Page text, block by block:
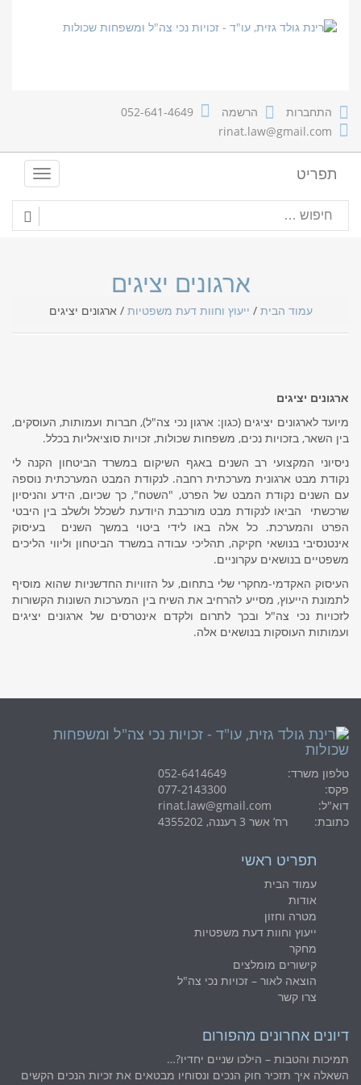
התחברות הרשמה
052-641-4649
rinat.law@gmail.com
T
o
g
g
g
n
תפריט
ארגונים יציגים
עמוד הבית / ייעוץ וחוות דעת משפטיות /ארגונים יציגים
ארגונים יציגים
מיועד לארגונים יציגים (כגון: ארגון נכי צה"ל), חברות ועמותות, העוסקים,
בין השאר, בזכויות נכים, משפחות שכולות, זכויות סוציאליות בכלל.
ניסיוני המקצועי רב השנים באגף השיקום במשרד הביטחון הקנה לי
נקודת מבט ארגונית מערכתית רחבה. לנקודת המבט המערכתית נוספה
עם השנים נקודת המבט של הפרט, "השטח", כך שכיום, הידע והניסיון
שרכשתי הביאו לנקודת מבט מורכבת היודעת לשכלל ולשלב בין היבטי
הפרט והמערכת. כל אלה באו לידי ביטוי במשך השנים בעיסוק
אינטנסיבי בנושאי חקיקה, תהליכי עבודה במשרד הביטחון וליווי הליכים
משפטיים בנושאים עקרוניים.
העיסוק האקדמי-מחקרי שלי בתחום, על הזוויות החדשניות שהוא מוסיף
לתמונת הייעוץ, מסייע להרחיב את השיח בין המערכות השונות הקשורות
לזכויות נכי צה"ל ובכך לתרום ולקדם אינטרסים של ארגונים יציגים
ועמותות העוסקות בנושאים אלה.
טלפון משרד:
052-6414649
פקס:
077-2143300
דוא"ל:
rinat.law@gmail.com
כתובת:
רח’ אשר 3 רעננה, 4355202
תפריט ראשי
עמוד הבית
אודות
מטרה וחזון
ייעוץ וחוות דעת משפטיות
מחקר
קישורים מומלצים
הוצאה לאור – זכויות נכי צה"ל
צרו קשר
דיונים אחרונים מהפורום
תמיכות והטבות – הילכו שניים יחדיו?…
השאלה איך תזכיר חוק הנכים ונסוחיו מבטאים את זכיות הנכים הקשים